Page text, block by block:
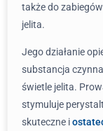
także do
jelita.
Jego działanie
substancja
świetle jelita.
stymuluje
skuteczne i